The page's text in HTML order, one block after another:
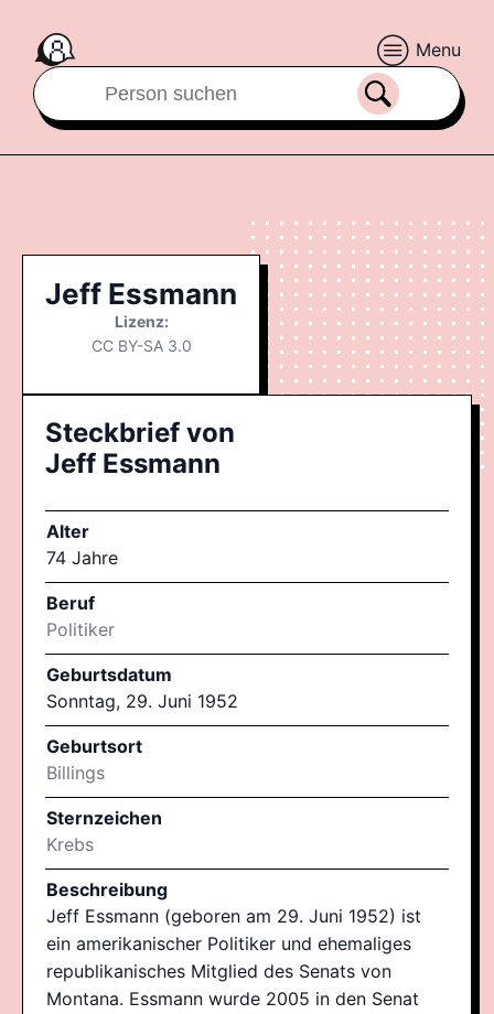
Menu
Jeff Essmann
Lizenz:
CC BY-SA 3.0
Steckbrief von
Jeff Essmann
Alter
74 Jahre
Beruf
Politiker
Geburtsdatum
Sonntag, 29. Juni 1952
Geburtsort
Billings
Sternzeichen
Krebs
Beschreibung
Jeff Essmann (geboren am 29. Juni 1952) ist
ein amerikanischer Politiker und ehemaliges
republikanisches Mitglied des Senats von
Montana. Essmann wurde 2005 in den Senat